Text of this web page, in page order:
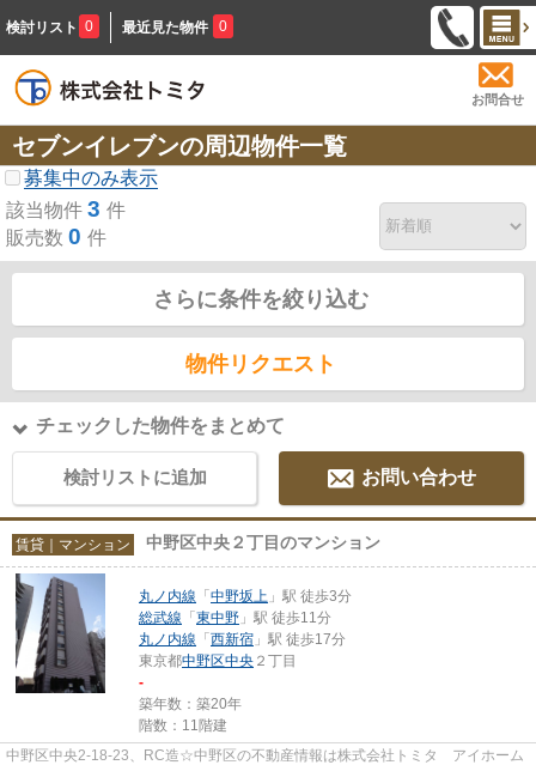
検討リスト 0 最近見た物件 0
お問合せ
セブンイレブンの周辺物件一覧
募集中のみ表示
該当物件 3 件
販売数 0 件
さらに条件を絞り込む
物件リクエスト
チェックした物件をまとめて
検討リストに追加 お問い合わせ
賃貸｜マンション 中野区中央２丁目のマンション
丸ノ内線 「 中野坂上 」駅 徒歩3分
総武線 「 東中野 」駅 徒歩11分
丸ノ内線 「 西新宿 」駅 徒歩17分
東京都中野区中央 ２丁目
-
築年数：築20年
階数：11階建
中野区中央2-18-23、RC造☆中野区の不動産情報は株式会社トミタ アイホーム